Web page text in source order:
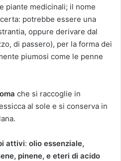
piante medicinali; il nome
potrebbe essere una
oppure derivare dal
di passero), per la forma dei
piumosi come le penne
che si raccoglie in
al sole e si conserva in
attivi: olio essenziale,
pinene, e eteri di acido